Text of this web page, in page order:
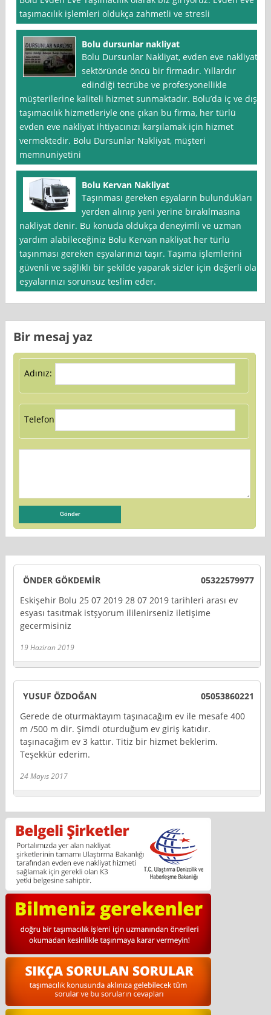
taşımacılık işlemleri oldukça zahmetli ve stresli
Bolu dursunlar nakliyat
Bolu Dursunlar Nakliyat, evden eve nakliyat
sektöründe öncü bir firmadır. Yıllardır
edindiği tecrübe ve profesyonellikle
müşterilerine kaliteli hizmet sunmaktadır. Bolu’da iç ve dış
taşımacılık hizmetleriyle öne çıkan bu firma, her türlü
evden eve nakliyat ihtiyacınızı karşılamak için hizmet
vermektedir. Bolu Dursunlar Nakliyat, müşteri
memnuniyetini
Bolu Kervan Nakliyat
Taşınması gereken eşyaların bulundukları
yerden alınıp yeni yerine bırakılmasına
nakliyat denir. Bu konuda oldukça deneyimli ve uzman
yardım alabileceğiniz Bolu Kervan nakliyat her türlü
taşınması gereken eşyalarınızı taşır. Taşıma işlemlerini
güvenli ve sağlıklı bir şekilde yaparak sizler için değerli olan
eşyalarınızı sorunsuz teslim eder.
Bir mesaj yaz
Adınız:
Telefon:
ÖNDER GÖKDEMİR
05322579977
Eskişehir Bolu 25 07 2019 28 07 2019 tarihleri arası ev
esyası tasıtmak istşyorum ililenirseniz iletişime
gecermisiniz
19 Haziran 2019
YUSUF ÖZDOĞAN
05053860221
Gerede de oturmaktayım taşınacağım ev ile mesafe 400
m /500 m dir. Şimdi oturduğum ev giriş katıdır.
taşınacağım ev 3 kattır. Titiz bir hizmet beklerim.
Teşekkür ederim.
24 Mayıs 2017